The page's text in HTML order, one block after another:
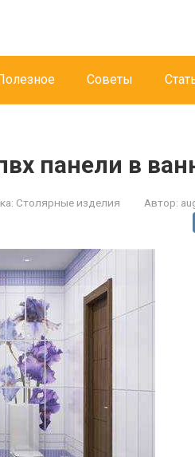
Советы
панели в
Столярные изделия Автор: